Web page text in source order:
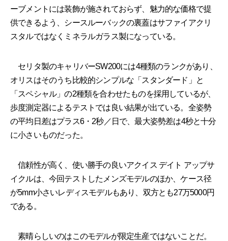
ーブメントには装飾が施されておらず、魅力的な価格で提
供できるよう、シースルーバックの裏蓋はサファイアクリ
スタルではなくミネラルガラス製になっている。
セリタ製のキャリバーSW200には4種類のランクがあり、
オリスはそのうち比較的シンプルな「スタンダード」と
「スペシャル」の2種類を合わせたものを採用しているが、
歩度測定器によるテストでは良い結果が出ている。全姿勢
の平均日差はプラス6・2秒／日で、最大姿勢差は4秒と十分
に小さいものだった。
信頼性が高く、使い勝手の良いアクイス デイト アップサ
イクルは、今回テストしたメンズモデルのほか、ケース径
が5mm小さいレディスモデルもあり、双方とも27万5000円
である。
素晴らしいのはこのモデルが限定生産ではないことだ。